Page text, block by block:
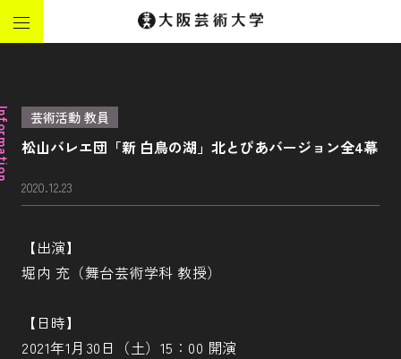
芸術活動 教員
松山バレエ団「新 白鳥の湖」北とぴあバージョン全4幕
2020.12.23
【出演】
堀内 充（舞台芸術学科 教授）
【日時】
2021年1月30日（土）15：00 開演